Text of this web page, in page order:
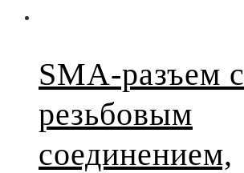
SMA-разъем с
резьбовым
соединением,